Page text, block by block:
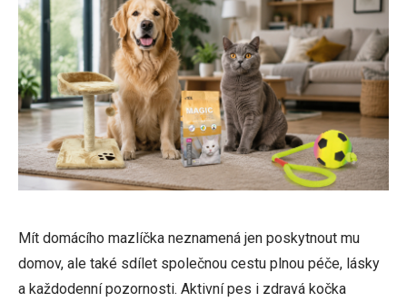
Mít domácího mazlíčka neznamená jen poskytnout mu
domov, ale také sdílet společnou cestu plnou péče, lásky
a každodenní pozornosti. Aktivní pes i zdravá kočka